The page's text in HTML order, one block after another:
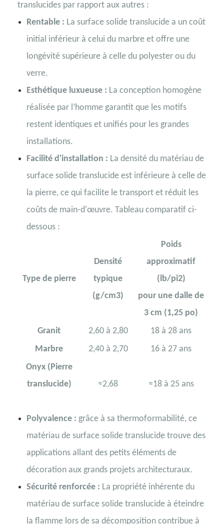
translucides par rapport aux autres :
Rentable : La surface solide translucide a un coût
initial inférieur à celui du marbre et offre une
longévité supérieure à celle du polyester ou du
verre.
Esthétique luxueuse : La conception homogène
réalisée par l’homme garantit que les motifs
restent identiques et unifiés pour les grandes
installations.
Facilité d'installation : La densité du matériau de
surface solide translucide est inférieure à celle de
la pierre, ce qui facilite le transport et réduit les
coûts de main-d'œuvre. Tableau comparatif ci-
dessous :
Type de pierre
Densité
typique
(g/cm3)
Poids
approximatif
(lb/pi2)
pour une dalle de
3 cm (1,25 po)
Granit
2,60 à 2,80
18 à 28 ans
Marbre
2,40 à 2,70
16 à 27 ans
Onyx (Pierre
translucide)
≈2,68 ≈18 à 25 ans
Polyvalence : grâce à sa thermoformabilité, ce
matériau de surface solide translucide trouve des
applications allant des petits éléments de
décoration aux grands projets architecturaux.
Sécurité renforcée : La propriété inhérente du
matériau de surface solide translucide à éteindre
la flamme lors de sa décomposition contribue à